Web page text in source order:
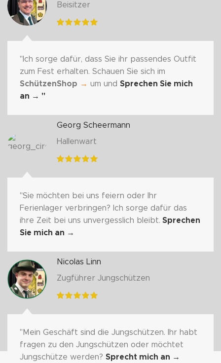
Beisitzer
"Ich sorge dafür, dass Sie ihr passendes Outfit
zum Fest erhalten. Schauen Sie sich im
SchützenShop → um und Sprechen Sie mich
an → "
Georg Scheermann
Hallenwart
"Sie möchten bei uns feiern oder Ihr
Ferienlager verbringen? Ich sorge dafür das
ihre Zeit bei uns unvergesslich bleibt. Sprechen
Sie mich an →
Nicolas Linn
Zugführer Jungschützen
"Mein Geschäft sind die Jungschützen. Ihr habt
fragen zu den Jungschützen oder möchtet
Jungschütze werden? Sprecht mich an →